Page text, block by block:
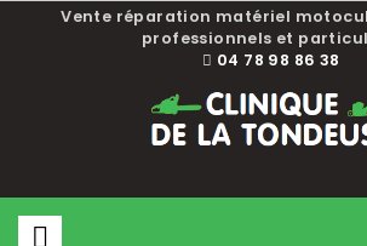
Vente réparation matériel
professionnels et
04 78 98 86 38